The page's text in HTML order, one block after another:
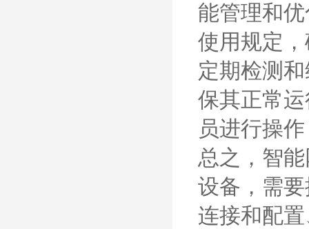
能管理和
使用规定
定期检测
保其正常
员进行操
总之，智
设备，需
连接和配